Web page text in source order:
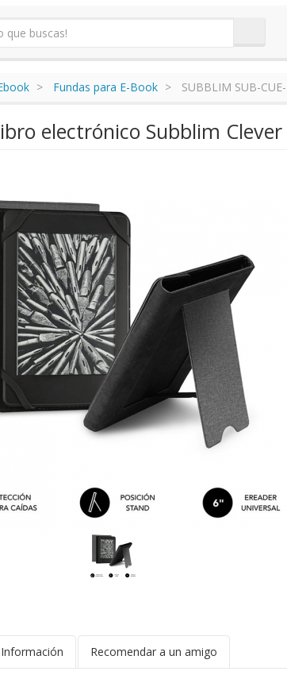
Fundas para E-Book SUBBLIM SUB-
electrónico Subblim
Información Recomendar a un amigo